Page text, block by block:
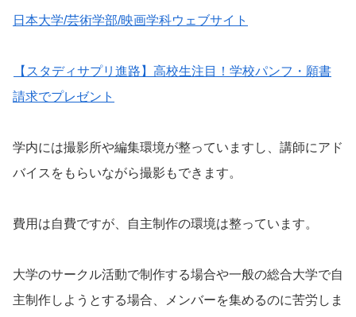
日本大学/芸術学部/映画学科ウェブサイト
【スタディサプリ進路】高校生注目！学校パンフ・願書
請求でプレゼント
学内には撮影所や編集環境が整っていますし、講師にアド
バイスをもらいながら撮影もできます。
費用は自費ですが、自主制作の環境は整っています。
大学のサークル活動で制作する場合や一般の総合大学で自
主制作しようとする場合、メンバーを集めるのに苦労しま